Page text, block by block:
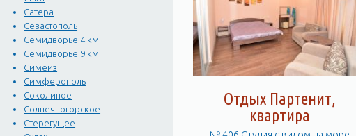
Сатера
Севастополь
Семидворье 4 км
Семидворье 9 км
Симеиз
Симферополь
Соколиное
Солнечногорское
Стерегущее
Отдых Партенит,
квартира